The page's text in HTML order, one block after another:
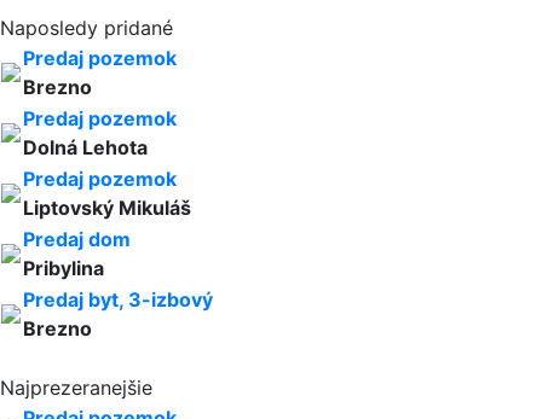
Naposledy pridané
Predaj pozemok
Brezno
Predaj pozemok
Dolná Lehota
Predaj pozemok
Liptovský Mikuláš
Predaj dom
Pribylina
Predaj byt, 3-izbový
Brezno
Najprezeranejšie